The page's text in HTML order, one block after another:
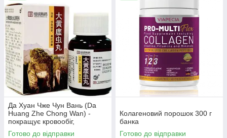
Да Хуан Чже Чун Вань (Da
Huang Zhe Chong Wan) -
покращує кровообіг,
протизапальне
Готово до відправки
Колагеновий порошок 300 г
банка
Готово до відправки